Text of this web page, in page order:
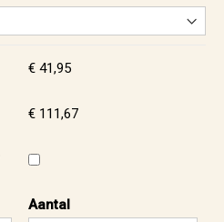
€ 41,95
€ 111,67
Aantal